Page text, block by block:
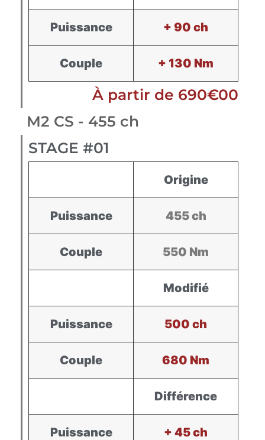
Puissance + 90 ch
Couple + 130 Nm
À partir de 690€00
M2 CS - 455 ch
STAGE #01
Origine
Puissance 455 ch
Couple 550 Nm
Modifié
Puissance 500 ch
Couple 680 Nm
Différence
Puissance + 45 ch